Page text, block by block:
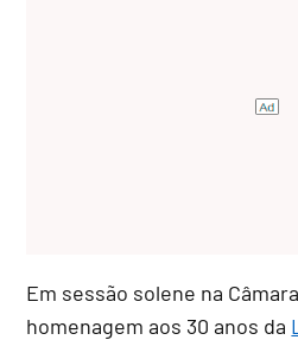
Em sessão solene na
homenagem aos 30 anos da